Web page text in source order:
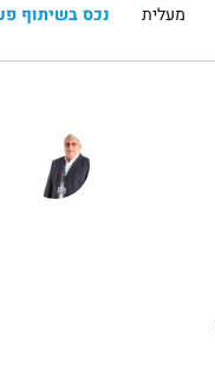
מעלית נכס בשיתוף